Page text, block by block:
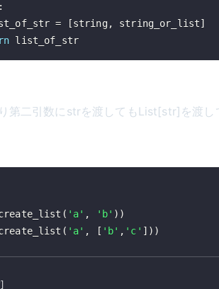
= [string, string_or_list]
list_of_str
第二引数にstrを渡してもList[str]を渡
( 'a' , 'b' ) )
( 'a' , [ 'b' , 'c' ] ) )